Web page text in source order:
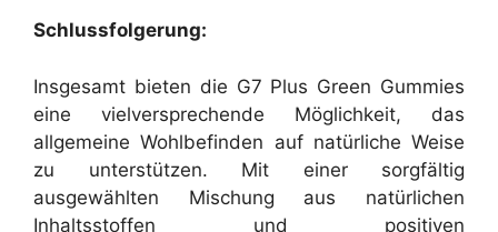
Schlussfolgerung:
Insgesamt bieten die G7 Plus Green Gummies
eine vielversprechende Möglichkeit, das
allgemeine Wohlbefinden auf natürliche Weise
zu unterstützen. Mit einer sorgfältig
ausgewählten Mischung aus natürlichen
Inhaltsstoffen und positiven